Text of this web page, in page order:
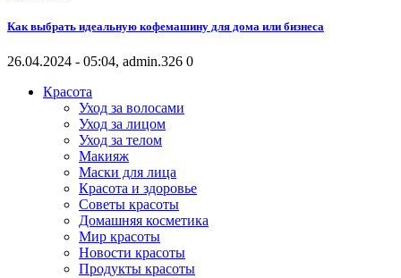
Как выбрать идеальную кофемашину для дома или бизнеса
26.04.2024 - 05:04, admin.326 0
Красота
Уход за волосами
Уход за лицом
Уход за телом
Макияж
Маски для лица
Красота и здоровье
Советы красоты
Домашняя косметика
Мир красоты
Новости красоты
Продукты красоты